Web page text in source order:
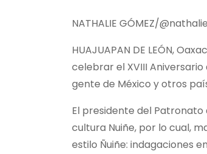
NATHALIE GÓMEZ/
HUAJUAPAN DE LEÓN,
celebrar el XVIII
gente de México y otros
El presidente del Patronato
cultura Nuiñe, por lo cual,
estilo Ñuiñe: indagaciones